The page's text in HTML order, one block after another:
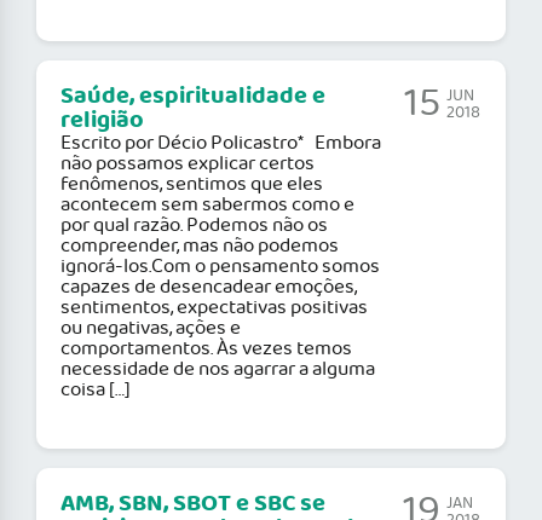
Saúde, espiritualidade e
religião
Escrito por Décio Policastro* Embora
não possamos explicar certos
fenômenos, sentimos que eles
acontecem sem sabermos como e
por qual razão. Podemos não os
compreender, mas não podemos
ignorá-los.Com o pensamento somos
capazes de desencadear emoções,
sentimentos, expectativas positivas
ou negativas, ações e
comportamentos. Às vezes temos
necessidade de nos agarrar a alguma
coisa […]
15 JUN
2018
AMB, SBN, SBOT e SBC se JAN